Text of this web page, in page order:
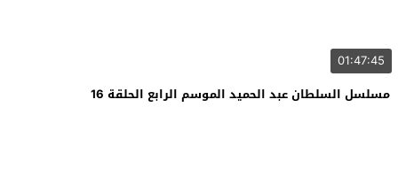
01:47:45
مسلسل السلطان عبد الحميد الموسم الرابع الحلقة 16